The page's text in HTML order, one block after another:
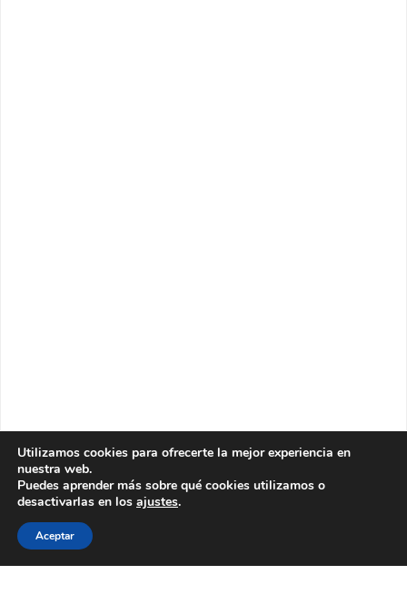
Utilizamos cookies para ofrecerte la mejor experiencia en
nuestra web.
Puedes aprender más sobre qué cookies utilizamos o
desactivarlas en los ajustes.
Aceptar